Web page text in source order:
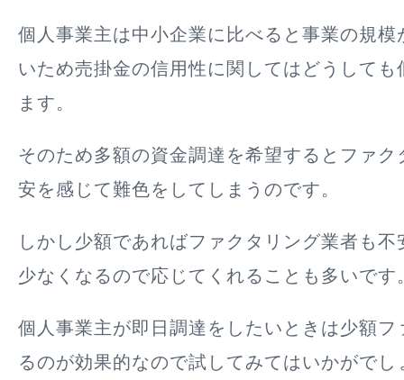
個人事業主は中小企業に比べると事業の規模
いため売掛金の信用性に関してはどうしても
ます。
そのため多額の資金調達を希望するとファク
安を感じて難色をしてしまうのです。
しかし少額であればファクタリング業者も
少なくなるので応じてくれることも多いです
個人事業主が即日調達をしたいときは少額フ
るのが効果的なので試してみてはいかがでし